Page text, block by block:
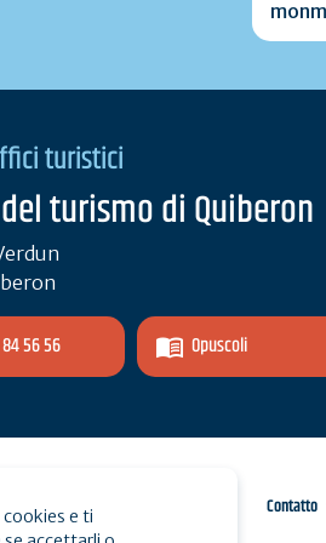
turistici
turismo di Quiberon
56 56 Opuscoli
Stampa Contatto
e ti